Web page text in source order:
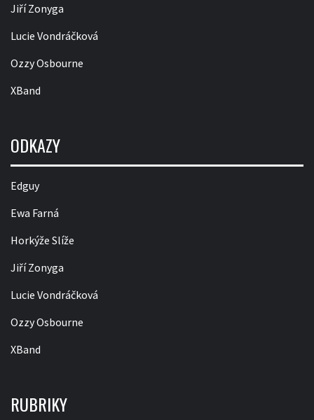
Jiří Zonyga
Lucie Vondráčková
Ozzy Osbourne
XBand
ODKAZY
Edguy
Ewa Farná
Horkýže Slíže
Jiří Zonyga
Lucie Vondráčková
Ozzy Osbourne
XBand
RUBRIKY